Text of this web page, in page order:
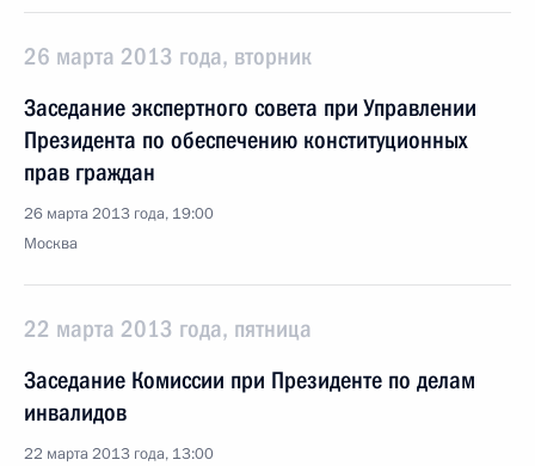
26 марта 2013 года, вторник
Заседание экспертного совета при Управлении
Президента по обеспечению конституционных
прав граждан
26 марта 2013 года, 19:00
Москва
22 марта 2013 года, пятница
Заседание Комиссии при Президенте по делам
инвалидов
22 марта 2013 года, 13:00